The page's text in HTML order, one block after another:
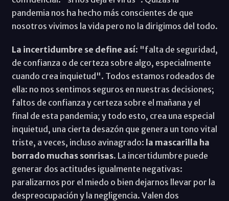
pandemia nos ha hecho más conscientes de que
nosotros vivimos la vida pero no la dirigimos del todo.
La incertidumbre se define así: "falta de seguridad,
de confianza o de certeza sobre algo, especialmente
cuando crea inquietud". Todos estamos rodeados de
ella: no nos sentimos seguros en nuestras decisiones;
faltos de confianza y certeza sobre el mañana y el
final de esta pandemia; y todo esto, crea una especial
inquietud, una cierta desazón que genera un tono vital
triste, a veces, incluso avinagrado: la mascarilla ha
borrado muchas sonrisas. La incertidumbre puede
generar dos actitudes igualmente negativas:
paralizarnos por el miedo o bien dejarnos llevar por la
despreocupación y la negligencia. Valen dos